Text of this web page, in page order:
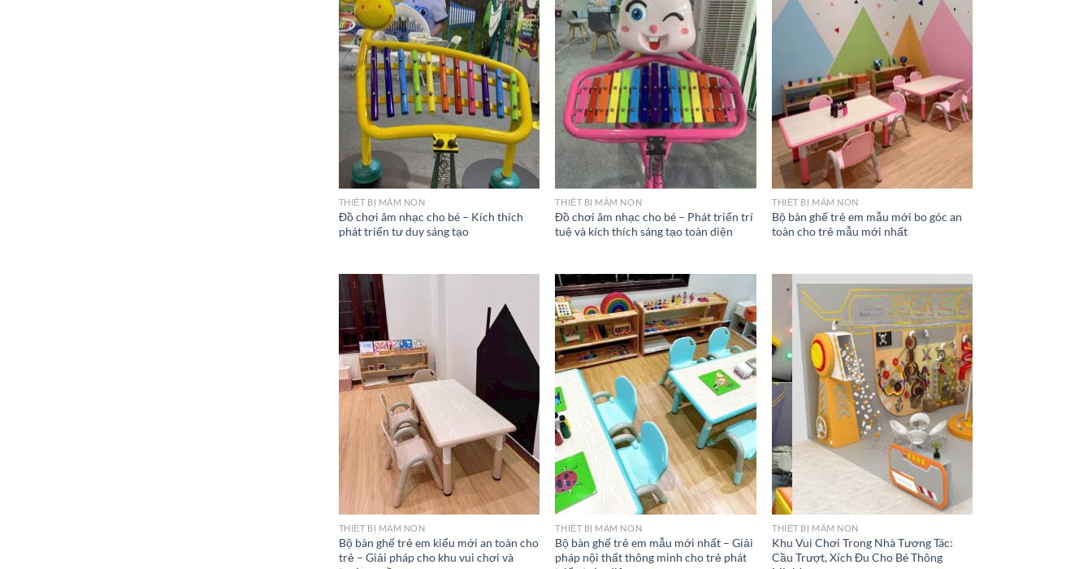
THIẾT BỊ MẦM NON
Đồ chơi âm nhạc cho bé – Kích thích
phát triển tư duy sáng tạo
THIẾT BỊ MẦM NON
Đồ chơi âm nhạc cho bé – Phát triển trí
tuệ và kích thích sáng tạo toàn diện
THIẾT BỊ MẦM NON
Bộ bàn ghế trẻ em mẫu mới bo góc an
toàn cho trẻ mẫu mới nhất
THIẾT BỊ MẦM NON
Bộ bàn ghế trẻ em kiểu mới an toàn cho
trẻ – Giải pháp cho khu vui chơi và
THIẾT BỊ MẦM NON
Bộ bàn ghế trẻ em mẫu mới nhất – Giải
pháp nội thất thông minh cho trẻ phát
THIẾT BỊ MẦM NON
Khu Vui Chơi Trong Nhà Tương Tác:
Cầu Trượt, Xích Đu Cho Bé Thông